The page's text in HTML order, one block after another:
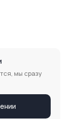
мы сразу